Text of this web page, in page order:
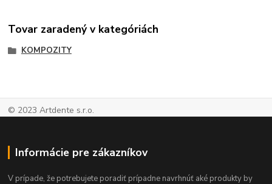
Tovar zaradený v kategóriách
KOMPOZITY
© 2023 Artdente s.r.o.
Informácie pre zákazníkov
V prípade, že potrebujete poradiť prípadne navrhnúť aké produkty by